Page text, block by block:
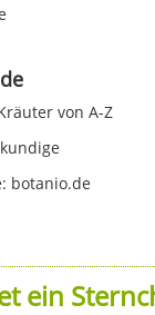
von A-Z
botanio.de
ein